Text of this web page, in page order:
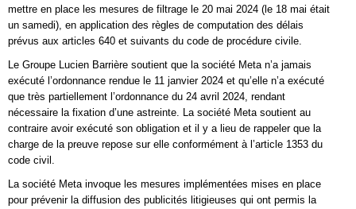
mettre en place les mesures de filtrage le 20 mai 2024 (le 18 mai était
un samedi), en application des règles de computation des délais
prévus aux articles 640 et suivants du code de procédure civile.
Le Groupe Lucien Barrière soutient que la société Meta n’a jamais
exécuté l’ordonnance rendue le 11 janvier 2024 et qu’elle n’a exécuté
que très partiellement l’ordonnance du 24 avril 2024, rendant
nécessaire la fixation d’une astreinte. La société Meta soutient au
contraire avoir exécuté son obligation et il y a lieu de rappeler que la
charge de la preuve repose sur elle conformément à l’article 1353 du
code civil.
La société Meta invoque les mesures implémentées mises en place
pour prévenir la diffusion des publicités litigieuses qui ont permis la